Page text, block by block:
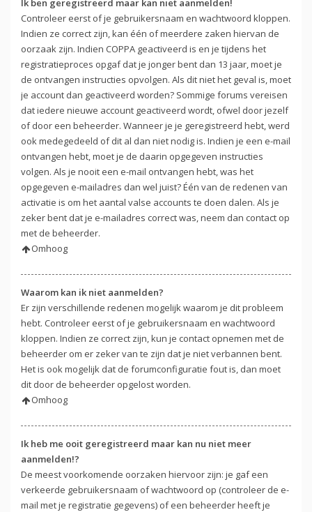
Ik ben geregistreerd maar kan niet aanmelden!
Controleer eerst of je gebruikersnaam en wachtwoord kloppen.
Indien ze correct zijn, kan één of meerdere zaken hiervan de
oorzaak zijn. Indien COPPA geactiveerd is en je tijdens het
registratieproces opgaf dat je jonger bent dan 13 jaar, moet je
de ontvangen instructies opvolgen. Als dit niet het geval is, moet
je account dan geactiveerd worden? Sommige forums vereisen
dat iedere nieuwe account geactiveerd wordt, ofwel door jezelf
of door een beheerder. Wanneer je je geregistreerd hebt, werd
ook medegedeeld of dit al dan niet nodig is. Indien je een e-mail
ontvangen hebt, moet je de daarin opgegeven instructies
volgen. Als je nooit een e-mail ontvangen hebt, was het
opgegeven e-mailadres dan wel juist? Één van de redenen van
activatie is om het aantal valse accounts te doen dalen. Als je
zeker bent dat je e-mailadres correct was, neem dan contact op
met de beheerder.
Omhoog
Waarom kan ik niet aanmelden?
Er zijn verschillende redenen mogelijk waarom je dit probleem
hebt. Controleer eerst of je gebruikersnaam en wachtwoord
kloppen. Indien ze correct zijn, kun je contact opnemen met de
beheerder om er zeker van te zijn dat je niet verbannen bent.
Het is ook mogelijk dat de forumconfiguratie fout is, dan moet
dit door de beheerder opgelost worden.
Omhoog
Ik heb me ooit geregistreerd maar kan nu niet meer
aanmelden!?
De meest voorkomende oorzaken hiervoor zijn: je gaf een
verkeerde gebruikersnaam of wachtwoord op (controleer de e-
mail met je registratie gegevens) of een beheerder heeft je